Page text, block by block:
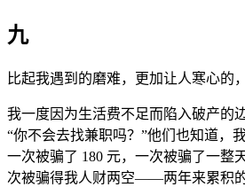
九
比起我遇到的磨难，更加让人寒心的
我一度因为生活费不足而陷入破产的
“你不会去找兼职吗？”他们也知道，
一次被骗了 180 元，一次被骗了一整
次被骗得我人财两空——两年来累积